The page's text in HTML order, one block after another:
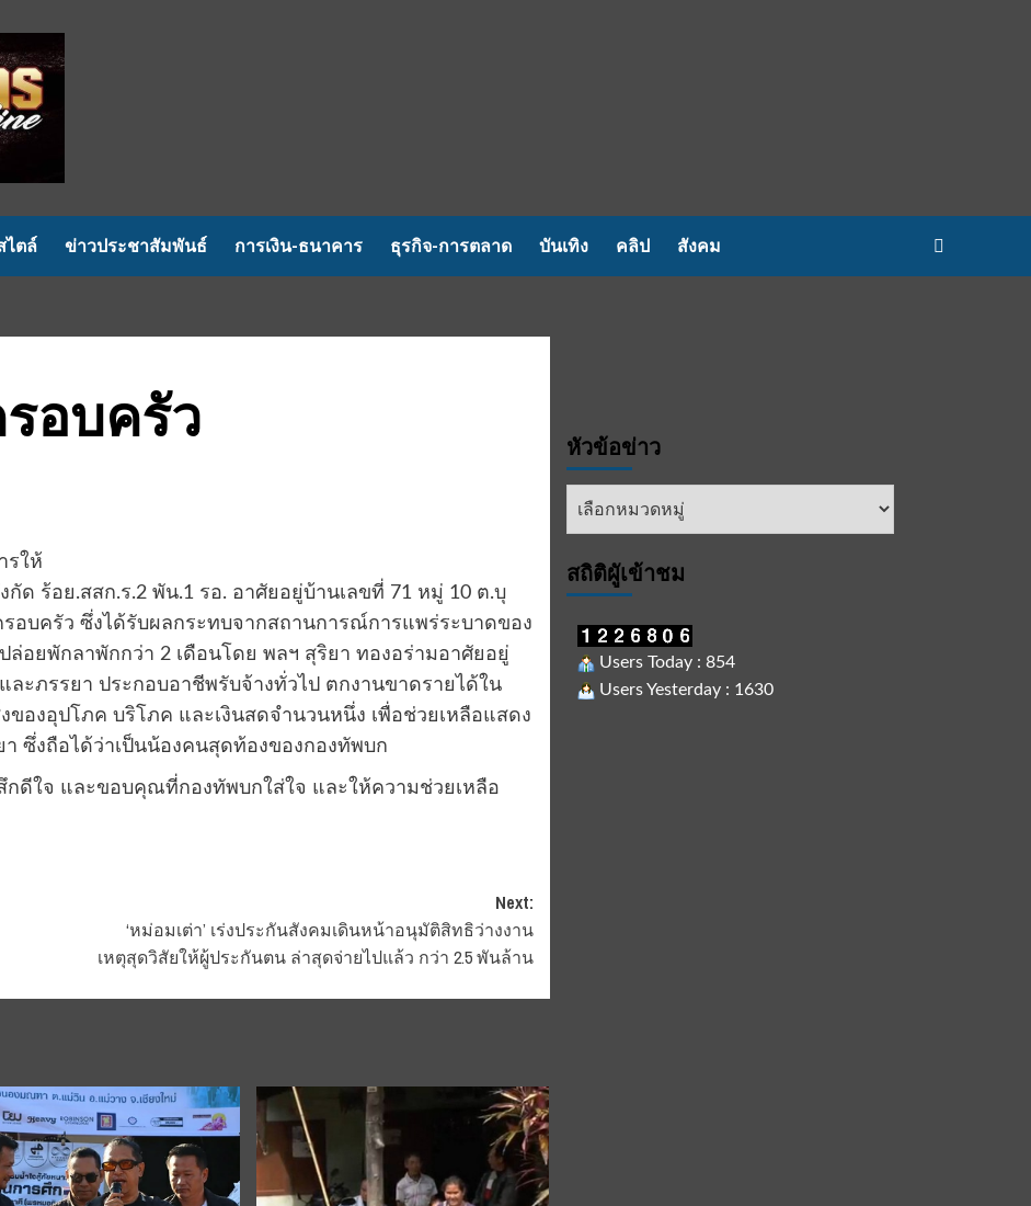
ไตล์ ข่าวประชาสัมพันธ์ การเงิน-ธนาคาร ธุรกิจ-การตลาด บันเทิง คลิป สังคม
อบครัว
รให้
ด ร้อย.สสก.ร.2 พัน.1 รอ. อาศัยอยู่บ้านเลขที่ 71 หมู่ 10 ต.บุ
อบครัว ซึ่งได้รับผลกระทบจากสถานการณ์การแพร่ระบาดของ
ล่อยพักลาพักกว่า 2 เดือนโดย พลฯ สุริยา ทองอร่ามอาศัยอยู่
ะภรรยา ประกอบอาชีพรับจ้างทั่วไป ตกงานขาดรายได้ใน
องอุปโภค บริโภค และเงินสดจำนวนหนึ่ง เพื่อช่วยเหลือแสดง
ซึ่งถือได้ว่าเป็นน้องคนสุดท้องของกองทัพบก
ดีใจ และขอบคุณที่กองทัพบกใส่ใจ และให้ความช่วยเหลือ
Next:
‘หม่อมเต่า’ เร่งประกันสังคมเดินหน้าอนุมัติสิทธิว่างงาน
เหตุสุดวิสัยให้ผู้ประกันตน ล่าสุดจ่ายไปแล้ว กว่า 2.5 พันล้าน
หัวข้อข่าว
หัวข้อ
สถิติผูัเข้าชม
Users Today : 854
Users Yesterday : 1630